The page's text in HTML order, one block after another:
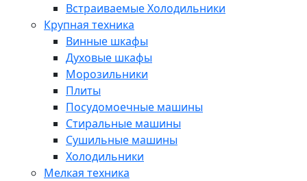
Встраиваемые Холодильники
Крупная техника
Винные шкафы
Духовые шкафы
Морозильники
Плиты
Посудомоечные машины
Стиральные машины
Сушильные машины
Холодильники
Мелкая техника